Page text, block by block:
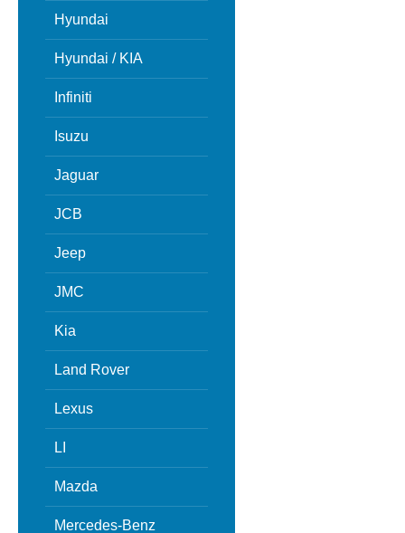
Hyundai
Hyundai / KIA
Infiniti
Isuzu
Jaguar
JCB
Jeep
JMC
Kia
Land Rover
Lexus
LI
Mazda
Mercedes-Benz